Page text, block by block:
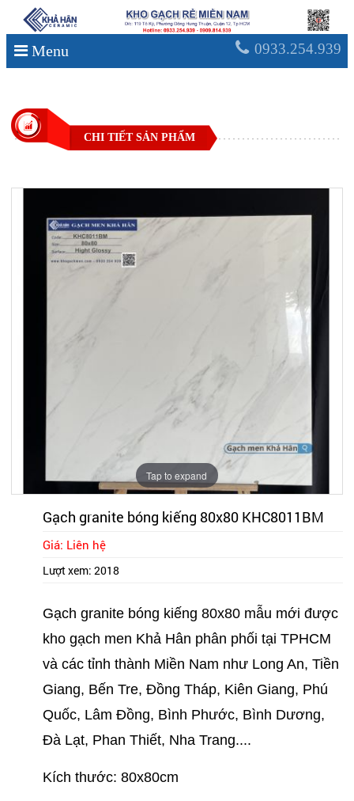
Menu 0933.254.939
CHI TIẾT SẢN PHẨM
Tap to expand
Gạch granite bóng kiếng 80x80 KHC8011BM
Giá: Liên hệ
Lượt xem: 2018
Gạch granite bóng kiếng 80x80 mẫu mới được
kho gạch men Khả Hân phân phối tại TPHCM
và các tỉnh thành Miền Nam như Long An, Tiền
Giang, Bến Tre, Đồng Tháp, Kiên Giang, Phú
Quốc, Lâm Đồng, Bình Phước, Bình Dương,
Đà Lạt, Phan Thiết, Nha Trang....
Kích thước: 80x80cm